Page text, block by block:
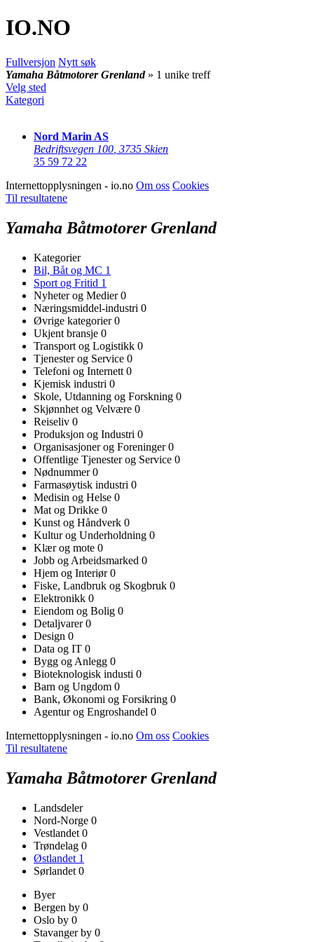
IO.NO
Fullversjon Nytt søk
Yamaha Båtmotorer Grenland » 1 unike treff
Velg sted
Kategori
Nord Marin AS
Bedriftsvegen 100 3735 Skien
35 59 72 22
Internettopplysningen - io.no Om oss Cookies
Til resultatene
Yamaha Båtmotorer Grenland
Kategorier
Bil, Båt og MC 1
Sport og Fritid 1
Nyheter og Medier0
Næringsmiddel-industri 0
Øvrige kategorier0
Ukjent bransje 0
Transport og Logistikk 0
Tjenester og Service 0
Telefoni og Internett 0
Kjemisk industri 0
Skole, Utdanning og Forskning 0
Skjønnhet og Velvære 0
Reiseliv 0
Produksjon og Industri 0
Organisasjoner og Foreninger0
Offentlige Tjenester og Service 0
Nødnummer0
Farmasøytisk industri 0
Medisin og Helse 0
Mat og Drikke 0
Kunst og Håndverk 0
Kultur og Underholdning 0
Klær og mote 0
Jobb og Arbeidsmarked 0
Hjem og Interiør0
Fiske, Landbruk og Skogbruk 0
Elektronikk 0
Eiendom og Bolig 0
Detaljvarer0
Design 0
Data og IT 0
Bygg og Anlegg 0
Bioteknologisk industi 0
Barn og Ungdom 0
Bank, Økonomi og Forsikring 0
Agentur og Engroshandel 0
Internettopplysningen - io.no Om oss Cookies
Til resultatene
Yamaha Båtmotorer Grenland
Landsdeler
Nord-Norge 0
Vestlandet 0
Trøndelag 0
Østlandet 1
Sørlandet 0
Byer
Bergen by 0
Oslo by 0
Stavanger by 0